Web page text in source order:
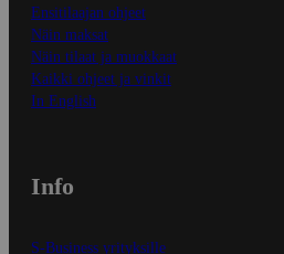
Ensitilaajan ohjeet
Näin maksat
Näin tilaat ja muokkaat
Kaikki ohjeet ja vinkit
In English
Info
S-Business yrityksille